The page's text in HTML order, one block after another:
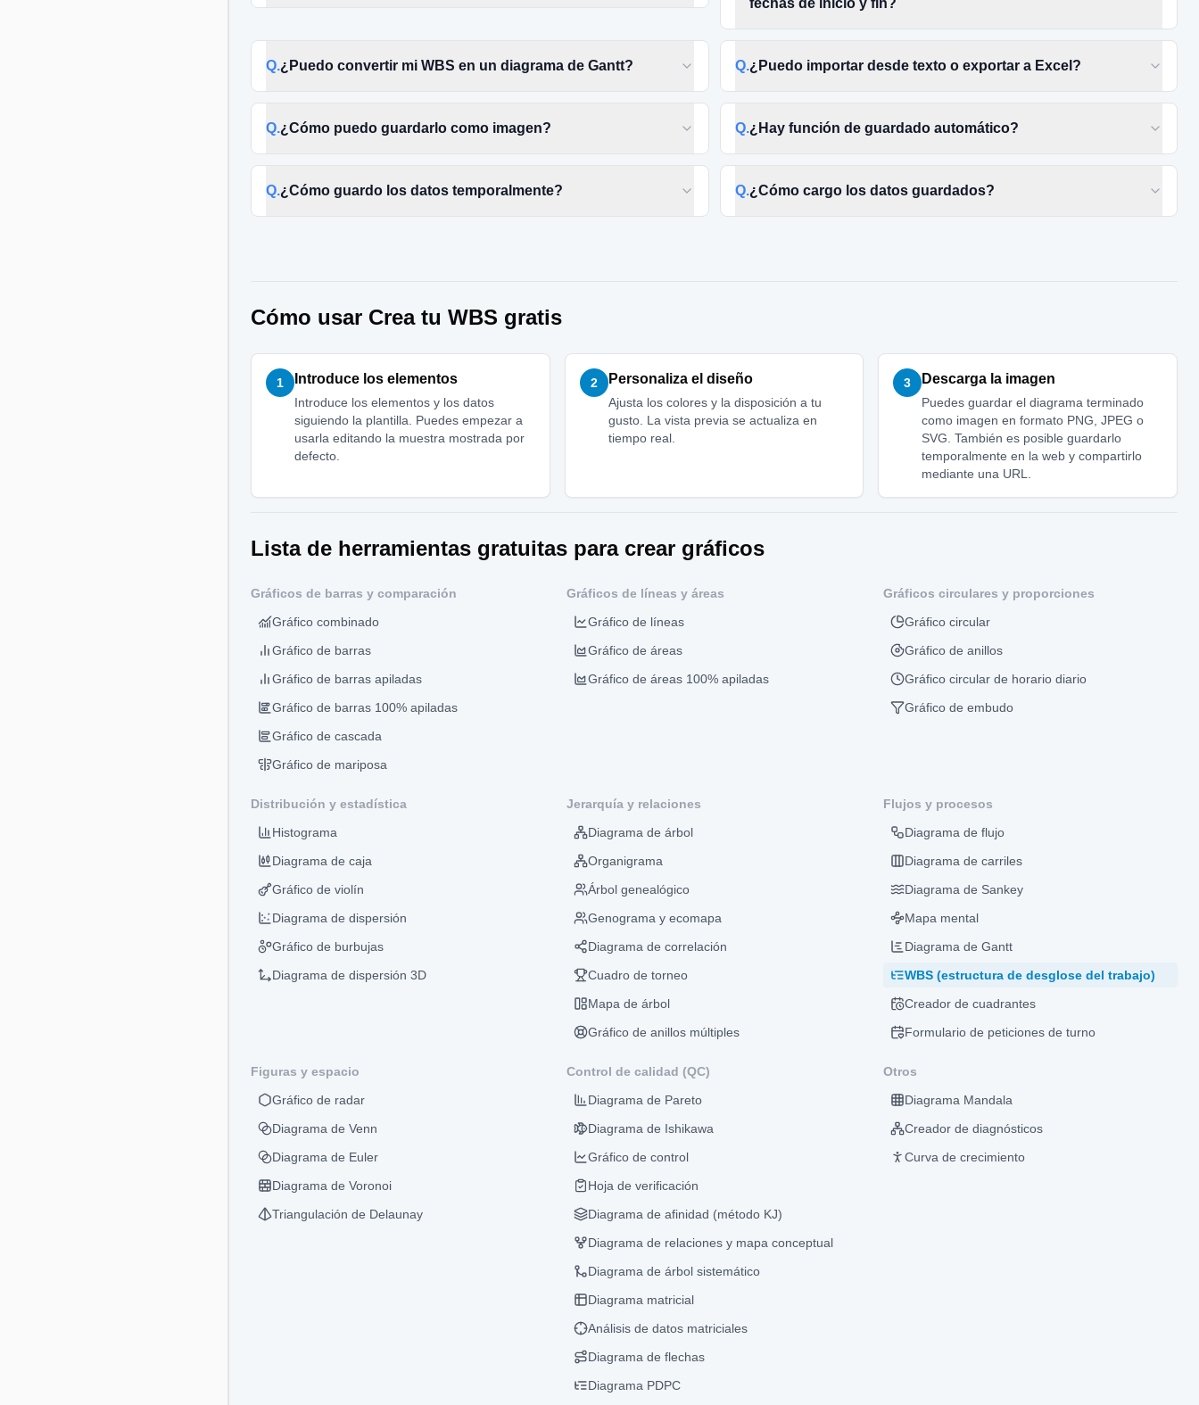
fechas de inicio y fin?
Q.¿Puedo convertir mi WBS en un diagrama de Gantt? Q.¿Puedo importar desde texto o exportar a Excel?
Q.¿Cómo puedo guardarlo como imagen? Q.¿Hay función de guardado automático?
Q.¿Cómo guardo los datos temporalmente? Q.¿Cómo cargo los datos guardados?
Cómo usar Crea tu WBS gratis
1 Introduce los elementos
Introduce los elementos y los datos
siguiendo la plantilla. Puedes empezar a
usarla editando la muestra mostrada por
defecto.
2 Personaliza el diseño
Ajusta los colores y la disposición a tu
gusto. La vista previa se actualiza en
tiempo real.
3 Descarga la imagen
Puedes guardar el diagrama terminado
como imagen en formato PNG, JPEG o
SVG. También es posible guardarlo
temporalmente en la web y compartirlo
mediante una URL.
Lista de herramientas gratuitas para crear gráficos
Gráficos de barras y comparación
Gráfico combinado
Gráfico de barras
Gráfico de barras apiladas
Gráfico de barras 100% apiladas
Gráfico de cascada
Gráfico de mariposa
Gráficos de líneas y áreas
Gráfico de líneas
Gráfico de áreas
Gráfico de áreas 100% apiladas
Gráficos circulares y proporciones
Gráfico circular
Gráfico de anillos
Gráfico circular de horario diario
Gráfico de embudo
Distribución y estadística
Histograma
Diagrama de caja
Gráfico de violín
Diagrama de dispersión
Gráfico de burbujas
Diagrama de dispersión 3D
Jerarquía y relaciones
Diagrama de árbol
Organigrama
Árbol genealógico
Genograma y ecomapa
Diagrama de correlación
Cuadro de torneo
Mapa de árbol
Gráfico de anillos múltiples
Flujos y procesos
Diagrama de flujo
Diagrama de carriles
Diagrama de Sankey
Mapa mental
Diagrama de Gantt
WBS (estructura de desglose del trabajo)
Creador de cuadrantes
Formulario de peticiones de turno
Figuras y espacio
Gráfico de radar
Diagrama de Venn
Diagrama de Euler
Diagrama de Voronoi
Triangulación de Delaunay
Control de calidad (QC)
Diagrama de Pareto
Diagrama de Ishikawa
Gráfico de control
Hoja de verificación
Diagrama de afinidad (método KJ)
Diagrama de relaciones y mapa conceptual
Diagrama de árbol sistemático
Diagrama matricial
Análisis de datos matriciales
Diagrama de flechas
Diagrama PDPC
Otros
Diagrama Mandala
Creador de diagnósticos
Curva de crecimiento